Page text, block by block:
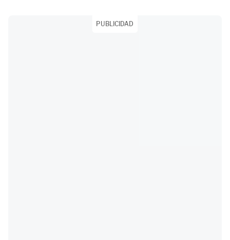
PUBLICIDAD